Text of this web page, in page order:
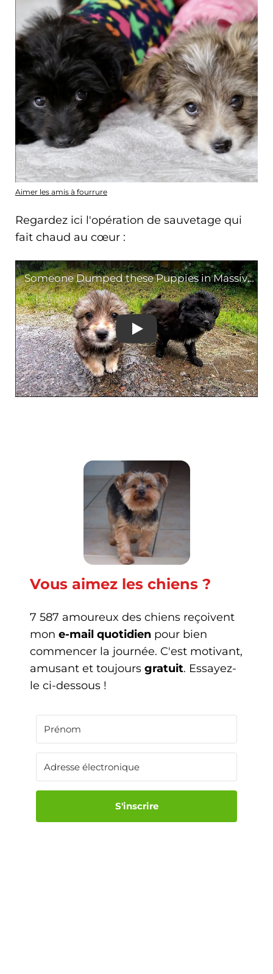
Aimer les amis à fourrure
Regardez ici l'opération de sauvetage qui
fait chaud au cœur :
Someone Dumped
Vous aimez les chiens ?
7 587 amoureux des chiens reçoivent
mon e-mail quotidien pour bien
commencer la journée. C'est motivant,
amusant et toujours gratuit. Essayez-
le ci-dessous !
S'inscrire